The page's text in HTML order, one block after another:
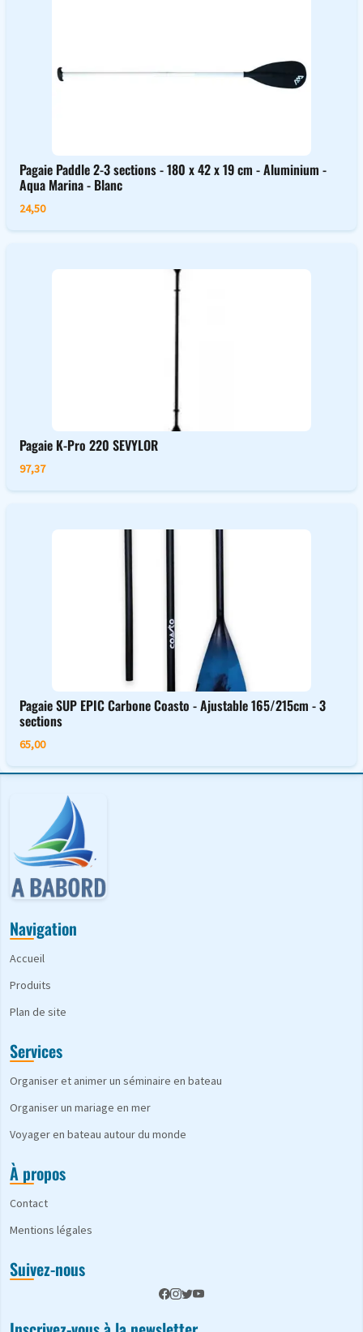
Pagaie Paddle 2-3 sections - 180 x 42 x 19 cm - Aluminium -
Aqua Marina - Blanc
24,50
Pagaie K-Pro 220 SEVYLOR
97,37
Pagaie SUP EPIC Carbone Coasto - Ajustable 165/215cm - 3
sections
65,00
Navigation
Accueil
Produits
Plan de site
Services
Organiser et animer un séminaire en bateau
Organiser un mariage en mer
Voyager en bateau autour du monde
À propos
Contact
Mentions légales
Suivez-nous